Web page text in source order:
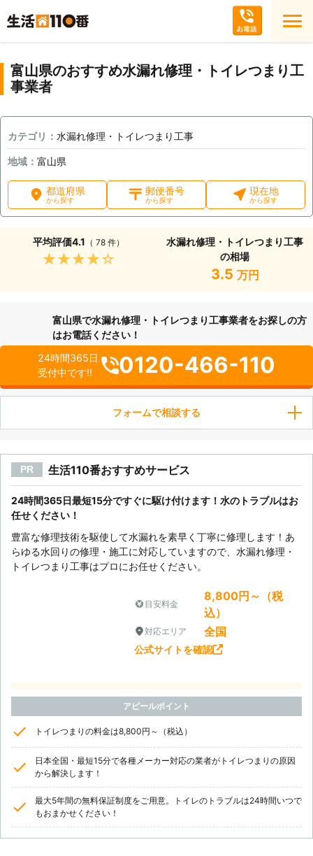
富山県のおすすめ水漏れ修理・トイレつまり工
事業者
カテゴリ： 水漏れ修理・トイレつまり工事
地域： 富山県
都道府県
から探す
郵便番号
から探す
現在地
から探す
平均評価4.1 （ 78 件）
★★★★★
水漏れ修理・トイレつまり工事
の相場
3.5 万円
富山県で水漏れ修理・トイレつまり工事業者をお探しの方
はお電話ください！
24時間365日
受付中です!!
0120-466-110
フォームで相談する
PR 生活110番おすすめサービス
24時間365日最短15分ですぐに駆け付けます！水のトラブルはお
任せください！
豊富な修理技術を駆使して水漏れを素早く丁寧に修理します！あ
らゆる水回りの修理・施工に対応していますので、水漏れ修理・
トイレつまり工事はプロにお任せください。
目安料金
8,800円～（税
込）
対応エリア 全国
公式サイトを確認
アピールポイント
トイレつまりの料金は8,800円～（税込）
日本全国・最短15分で各種メーカー対応の業者がトイレつまりの原因
から解決します！
最大5年間の無料保証制度をご用意。トイレのトラブルは24時間いつで
もおまかせください！